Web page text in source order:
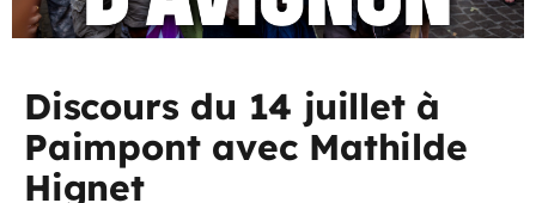
Discours du 14 juillet à
Paimpont avec Mathilde
Hignet